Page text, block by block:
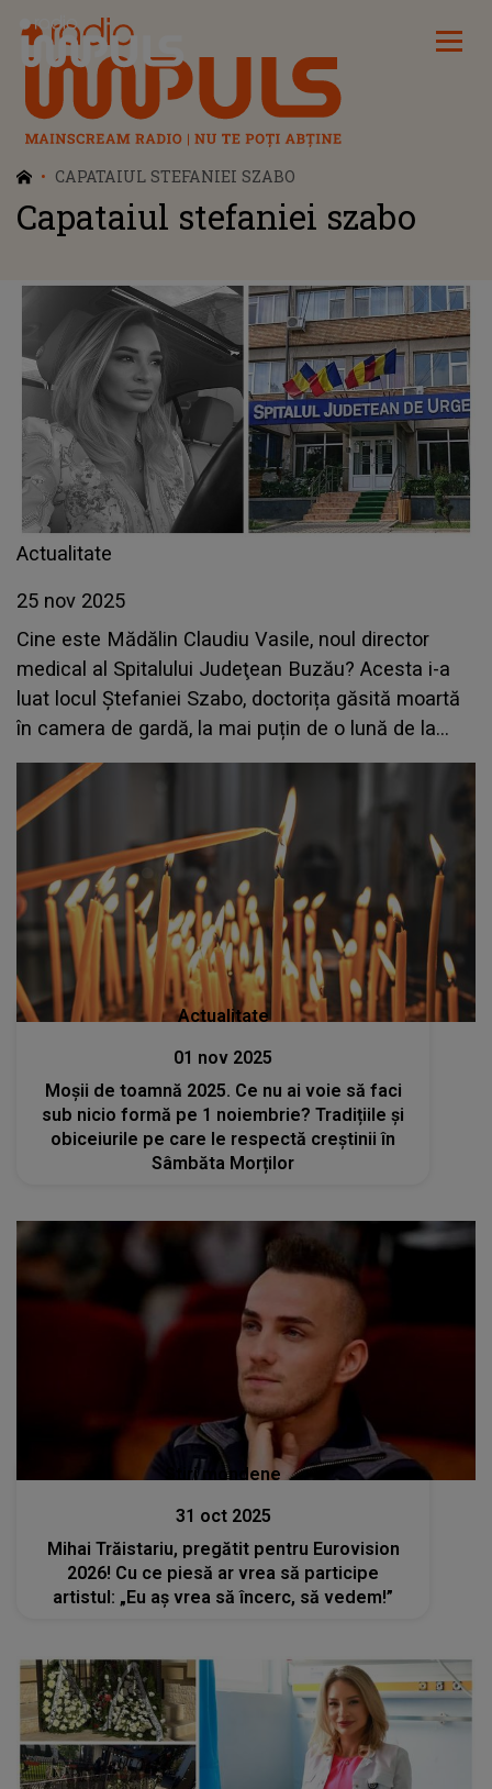
Radio Impuls
CAPATAIUL STEFANIEI SZABO
Capataiul stefaniei szabo
Actualitate
25 nov 2025
Cine este Mădălin Claudiu Vasile, noul director
medical al Spitalului Judeţean Buzău? Acesta i-a
luat locul Ștefaniei Szabo, doctorița găsită moartă
în camera de gardă, la mai puțin de o lună de la
tragedie
Actualitate
01 nov 2025
Moșii de toamnă 2025. Ce nu ai voie să faci
sub nicio formă pe 1 noiembrie? Tradițiile și
obiceiurile pe care le respectă creștinii în
Sâmbăta Morților
Stiri mondene
31 oct 2025
Mihai Trăistariu, pregătit pentru Eurovision
2026! Cu ce piesă ar vrea să participe
artistul: „Eu aș vrea să încerc, să vedem!”